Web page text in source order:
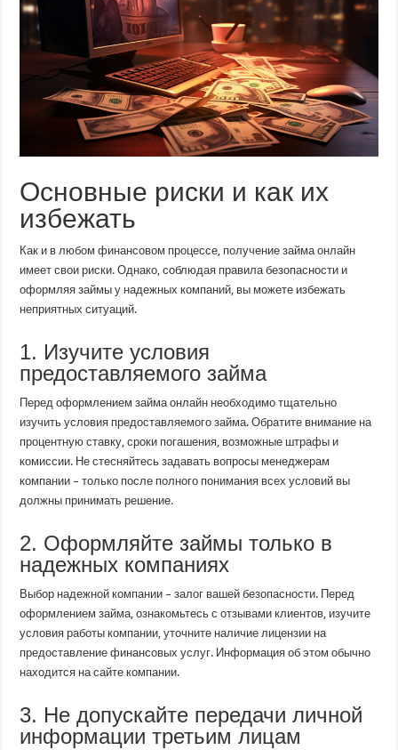
Основные риски и как их
избежать
Как и в любом финансовом процессе, получение займа онлайн
имеет свои риски. Однако, соблюдая правила безопасности и
оформляя займы у надежных компаний, вы можете избежать
неприятных ситуаций.
1. Изучите условия
предоставляемого займа
Перед оформлением займа онлайн необходимо тщательно
изучить условия предоставляемого займа. Обратите внимание на
процентную ставку, сроки погашения, возможные штрафы и
комиссии. Не стесняйтесь задавать вопросы менеджерам
компании – только после полного понимания всех условий вы
должны принимать решение.
2. Оформляйте займы только в
надежных компаниях
Выбор надежной компании – залог вашей безопасности. Перед
оформлением займа, ознакомьтесь с отзывами клиентов, изучите
условия работы компании, уточните наличие лицензии на
предоставление финансовых услуг. Информация об этом обычно
находится на сайте компании.
3. Не допускайте передачи личной
информации третьим лицам